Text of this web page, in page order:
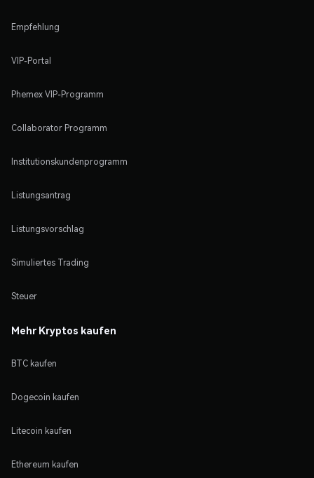
Empfehlung
VIP-Portal
Phemex VIP-Programm
Collaborator Programm
Institutionskundenprogramm
Listungsantrag
Listungsvorschlag
Simuliertes Trading
Steuer
Mehr Kryptos kaufen
BTC kaufen
Dogecoin kaufen
Litecoin kaufen
Ethereum kaufen